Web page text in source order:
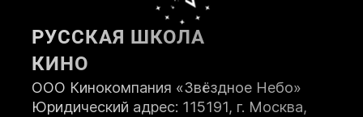
ПОСТУПИТЬ
РУССКАЯ ШКОЛА
КИНО
ООО Кинокомпания «Звёздное Небо»
Юридический адрес: 115191, г. Москва,